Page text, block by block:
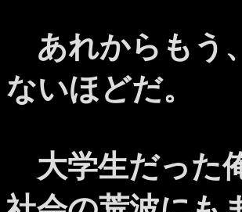
あれからもう
ないほどだ。
大学生だった